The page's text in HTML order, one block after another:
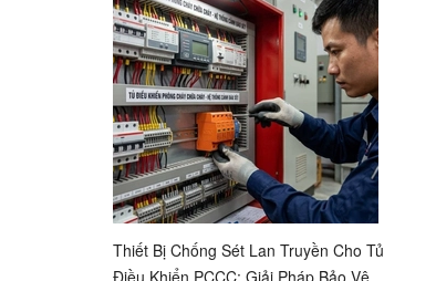
Thiết Bị Chống Sét Lan Truyền Cho Tủ